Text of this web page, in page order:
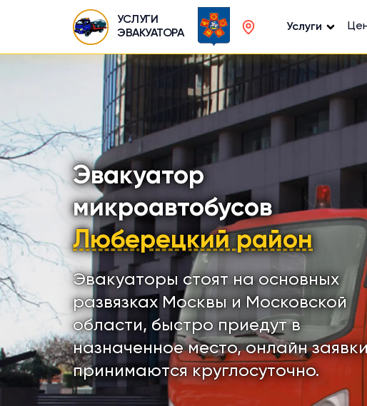
УСЛУГИ
ЭВАКУАТОРА
Услуги
Эвакуатор
микроавтобусов
Люберецкий район
Эвакуаторы стоят на основных
развязках Москвы и Московской
области, быстро приедут в
назначенное место, онлайн
принимаются круглосуточно.